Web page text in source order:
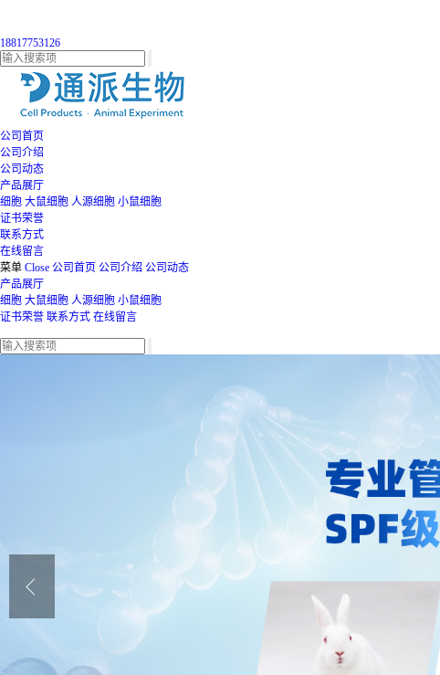
18817753126
公司首页
公司介绍
公司动态
产品展厅
细胞 大鼠细胞 人源细胞 小鼠细胞
证书荣誉
联系方式
在线留言
菜单 Close 公司首页 公司介绍 公司动态
产品展厅
细胞 大鼠细胞 人源细胞 小鼠细胞
证书荣誉 联系方式 在线留言